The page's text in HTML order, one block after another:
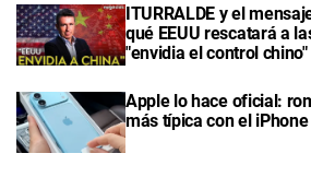
ITURRALDE y el
qué EEUU rescatará a
"envidia el control chino"
Apple lo hace oficial:
más típica con el